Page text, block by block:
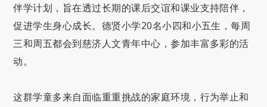
伴学计划，旨在透过长期的课后交谊和课业支持陪伴，
促进学生身心成长。德贤小学20名小四和小五生，每周
三和周五都会到慈济人文青年中心，参加丰富多彩的活
动。
这群学童多来自面临重重挑战的家庭环境，行为举止和